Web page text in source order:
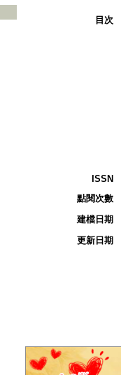
目次
ISSN
點閱次數
建檔日期
更新日期